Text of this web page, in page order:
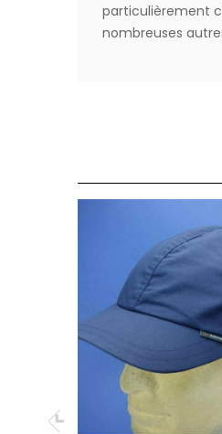
particulièrement
nombreuses